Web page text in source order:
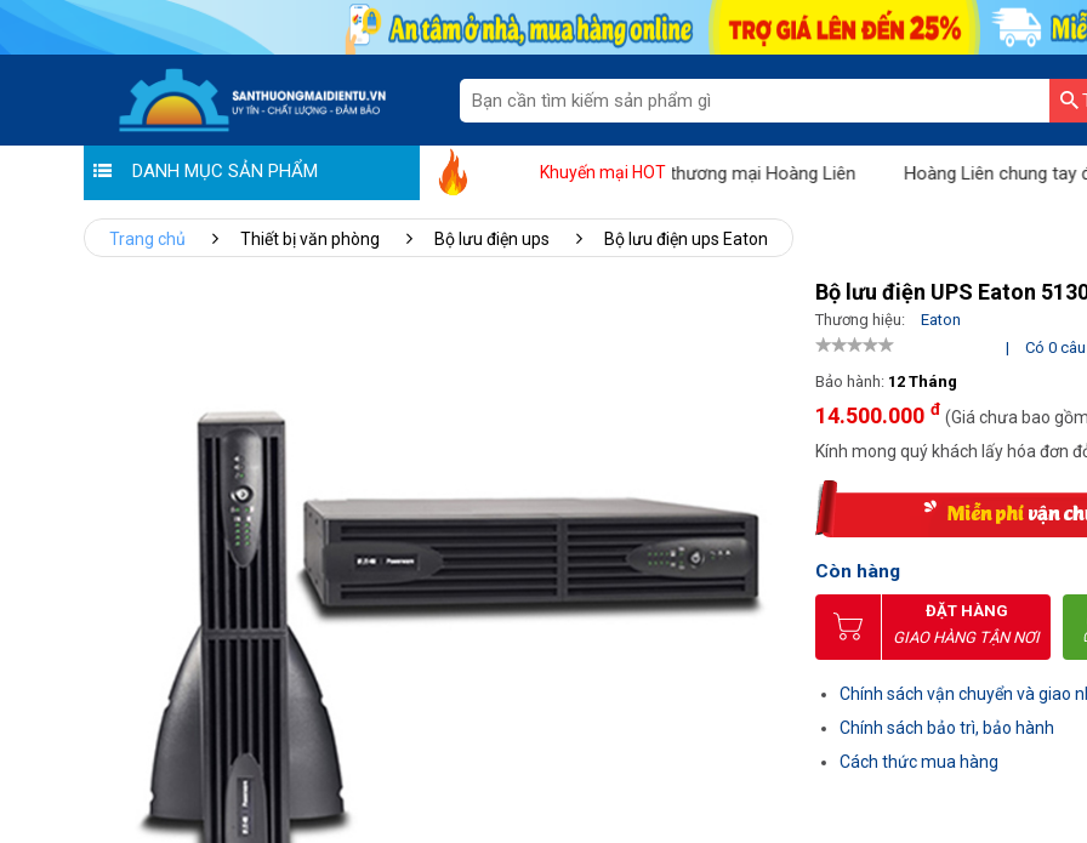
DANH MỤC SẢN PHẨM Khuyến mại HOT
"Sale thương hiệu - Ưu đãi tiền triệu" tại Sàn thương mại Hoàng Liên Hoàng Liên chung tay đẩy
Trang chủ Thiết bị văn phòng Bộ lưu điện ups Bộ lưu điện ups Eaton
Bộ lưu điện UPS Eaton
Thương hiệu:
Eaton
|
Có 0
Bảo hành: 12 Tháng
14.500.000 đ (Giá chưa bao
Kính mong quý khách lấy hóa đơn
Còn hàng
ĐẶT HÀNG
GIAO HÀNG TẬN NƠI
Chính sách vận chuyển và giao
Chính sách bảo trì, bảo hành
Cách thức mua hàng